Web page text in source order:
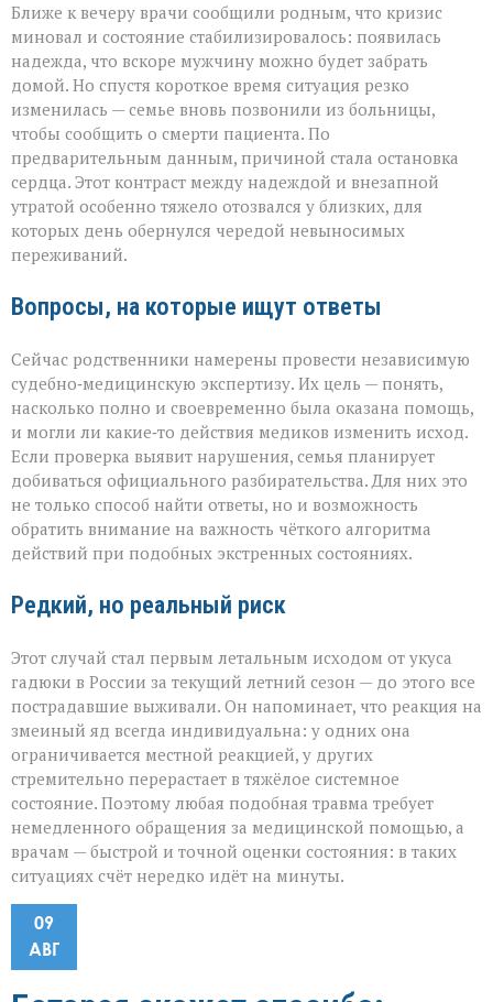
Ближе к вечеру врачи сообщили родным, что кризис
миновал и состояние стабилизировалось: появилась
надежда, что вскоре мужчину можно будет забрать
домой. Но спустя короткое время ситуация резко
изменилась — семье вновь позвонили из больницы,
чтобы сообщить о смерти пациента. По
предварительным данным, причиной стала остановка
сердца. Этот контраст между надеждой и внезапной
утратой особенно тяжело отозвался у близких, для
которых день обернулся чередой невыносимых
переживаний.
Вопросы, на которые ищут ответы
Сейчас родственники намерены провести независимую
судебно‑медицинскую экспертизу. Их цель — понять,
насколько полно и своевременно была оказана помощь,
и могли ли какие‑то действия медиков изменить исход.
Если проверка выявит нарушения, семья планирует
добиваться официального разбирательства. Для них это
не только способ найти ответы, но и возможность
обратить внимание на важность чёткого алгоритма
действий при подобных экстренных состояниях.
Редкий, но реальный риск
Этот случай стал первым летальным исходом от укуса
гадюки в России за текущий летний сезон — до этого все
пострадавшие выживали. Он напоминает, что реакция на
змеиный яд всегда индивидуальна: у одних она
ограничивается местной реакцией, у других
стремительно перерастает в тяжёлое системное
состояние. Поэтому любая подобная травма требует
немедленного обращения за медицинской помощью, а
врачам — быстрой и точной оценки состояния: в таких
ситуациях счёт нередко идёт на минуты.
09
АВГ